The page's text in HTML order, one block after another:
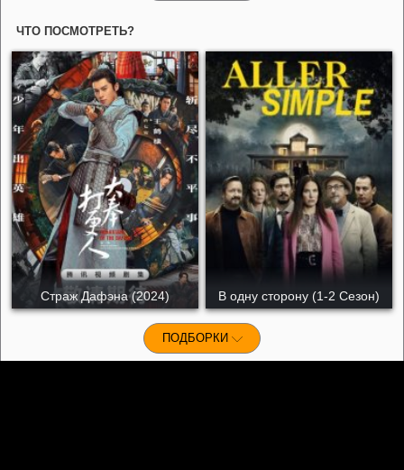
ЧТО ПОСМОТРЕТЬ?
Страж Дафэна (2024) В одну сторону (1-2 Сезон)
ПОДБОРКИ